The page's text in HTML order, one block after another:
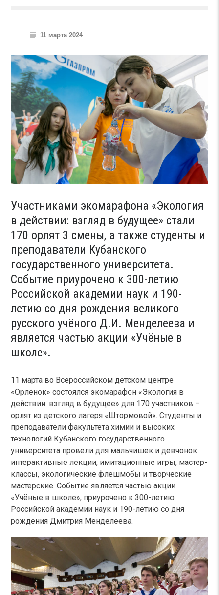
11 марта 2024
Участниками экомарафона «Экология
в действии: взгляд в будущее» стали
170 орлят 3 смены, а также студенты и
преподаватели Кубанского
государственного университета.
Событие приурочено к 300-летию
Российской академии наук и 190-
летию со дня рождения великого
русского учёного Д.И. Менделеева и
является частью акции «Учёные в
школе».
11 марта во Всероссийском детском центре
«Орлёнок» состоялся экомарафон «Экология в
действии: взгляд в будущее» для 170 участников –
орлят из детского лагеря «Штормовой». Студенты и
преподаватели факультета химии и высоких
технологий Кубанского государственного
университета провели для мальчишек и девчонок
интерактивные лекции, имитационные игры, мастер-
классы, экологические флешмобы и творческие
мастерские. Событие является частью акции
«Учёные в школе», приурочено к 300-летию
Российской академии наук и 190-летию со дня
рождения Дмитрия Менделеева.